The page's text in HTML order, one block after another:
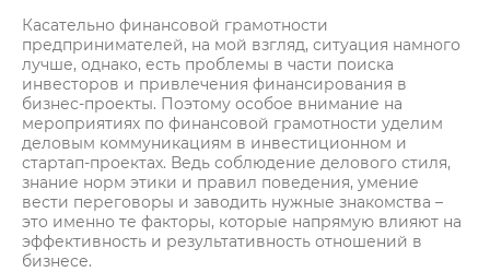
Касательно финансовой грамотности
предпринимателей, на мой взгляд, ситуация намного
лучше, однако, есть проблемы в части поиска
инвесторов и привлечения финансирования в
бизнес-проекты. Поэтому особое внимание на
мероприятиях по финансовой грамотности уделим
деловым коммуникациям в инвестиционном и
стартап-проектах. Ведь соблюдение делового стиля,
знание норм этики и правил поведения, умение
вести переговоры и заводить нужные знакомства –
это именно те факторы, которые напрямую влияют на
эффективность и результативность отношений в
бизнесе.